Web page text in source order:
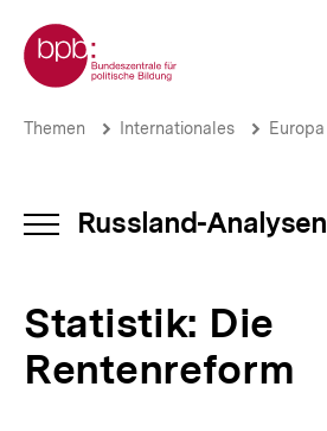
zum
Seiteninhalt
springen
Zur Startseite der bpb
Statistik:
Russland-
Analysen
Brotkrümelnavigation
Pfadnavigation
Themen Internationales Europa
INHALTSNAVIGATION
Russland-Analysen
Statistik: Die
Rentenreform